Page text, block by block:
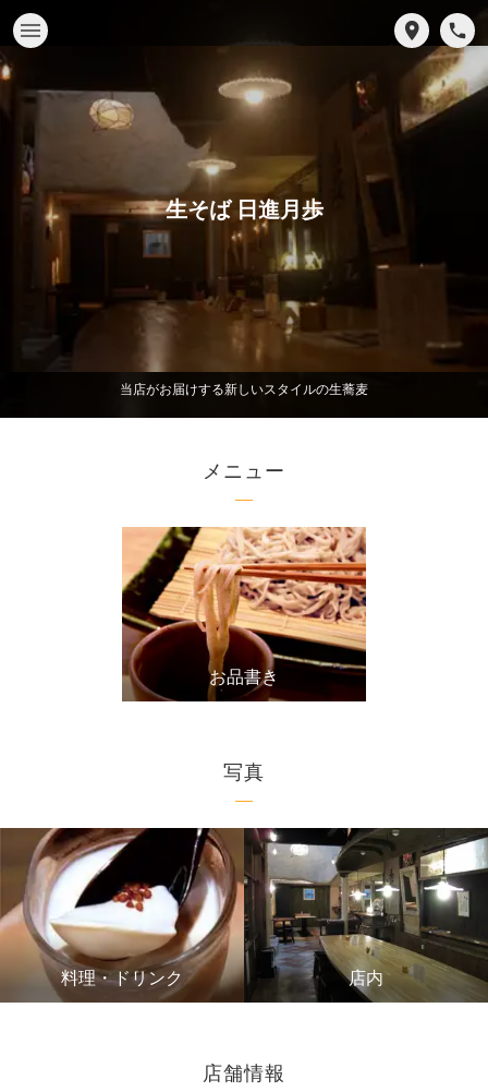
生そば 日進月歩
当店がお届けする新しいスタイルの生蕎麦
メニュー
お品書き
写真
料理・ドリンク 店内
店舗情報